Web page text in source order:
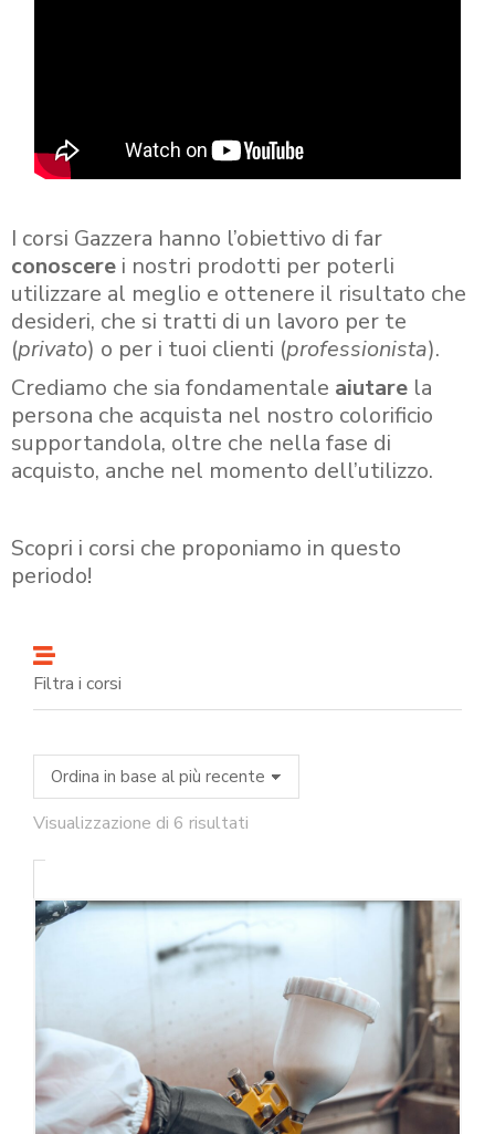
I corsi Gazzera hanno l’obiettivo di far
conoscere i nostri prodotti per poterli
utilizzare al meglio e ottenere il risultato che
desideri, che si tratti di un lavoro per te
(privato) o per i tuoi clienti (professionista).
Crediamo che sia fondamentale aiutare la
persona che acquista nel nostro colorificio
supportandola, oltre che nella fase di
acquisto, anche nel momento dell’utilizzo.
Scopri i corsi che proponiamo in questo
periodo!
Filtra i corsi
Visualizzazione di 6 risultati